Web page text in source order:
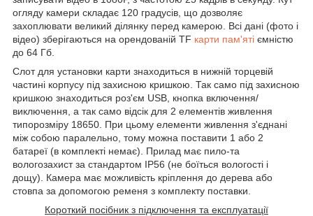
огляду камери складає 120 градусів, що дозволяє
захоплювати великий ділянку перед камерою. Всі дані (фото і
відео) зберігаються на орендованій TF карти пам'яті ємністю
до 64 Гб.
Слот для установки карти знаходиться в нижній торцевій
частині корпусу під захисною кришкою. Так само під захисною
кришкою знаходиться роз'єм USB, кнопка включення/
виключення, а так само відсік для 2 елементів живлення
типорозміру 18650. При цьому елементи живлення з'єднані
між собою паралельно, тому можна поставити 1 або 2
батареї (в комплекті немає). Прилад має пило-та
вологозахист за стандартом IP56 (не боїться вологості і
дощу). Камера має можливість кріплення до дерева або
стовпа за допомогою ременя з комплекту поставки.
Короткий посібник з підключення та експлуатації